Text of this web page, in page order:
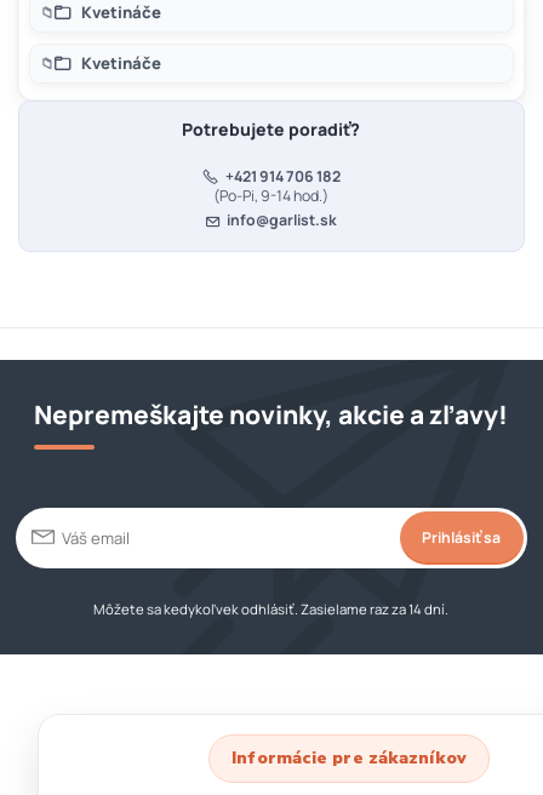
Kvetináče
Kvetináče
Potrebujete poradiť?
+421 914 706 182
(Po-Pi, 9-14 hod.)
info@garlist.sk
Nepremeškajte novinky, akcie a zľavy!
Prihlásiť sa
Môžete sa kedykoľvek odhlásiť. Zasielame raz za 14 dní.
Informácie pre zákazníkov